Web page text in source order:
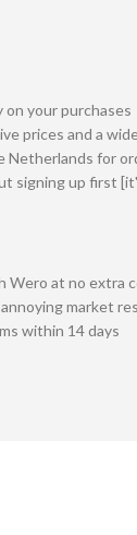
your purchases
prices and a
Netherlands for
signing up first
Wero at no extra
market
within 14 days